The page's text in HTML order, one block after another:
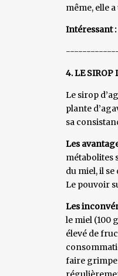
même, elle
Intéressant :
4. LE SIROP
Le sirop
plante
sa
Les
métabolites
du miel, il
Le pouvoir
Les
le miel (100
élevé de
faire